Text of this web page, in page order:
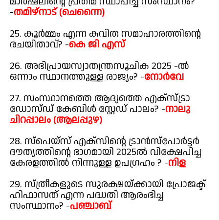
-തമിഴ്നാട് (ചെന്നൈ)
25. കൂർമ്മം എന്ന കവിത സമാഹാരത്തിന്റെ
രചയിതാവ്? -കെ ജി എസ്
26. അഭിപ്രായസ്വാതന്ത്രസൂചിക 2025 -ൽ
ഒന്നാം സ്ഥാനത്തുള്ള രാജ്യം? -നോർവേ
27. സംസ്ഥാനത്തെ ആദ്യത്തെ എക്സ്ട്രാ
ഡോസ്ഡ് കേബിൾ സ്റ്റേഡ് പാലം? -നാലു
ചിറപ്പാലം (ആലപ്പുഴ)
28. സ്പെയ്സ് എക്സിന്റെ ട്രാൻസ്പോർട്ടർ
ദൗത്യത്തിന്റെ ഭാഗമായി 2025ൽ വിക്ഷേപിച്ച
കേരളത്തിൽ നിന്നുള്ള ഉപഗ്രഹം ? -നിള
29. സ്ത്രീകളുടെ സുരക്ഷയ്ക്കായി പ്രോജക്ട്
ഹിഫാസത് എന്ന പദ്ധതി ആരംഭിച്ച
സംസ്ഥാനം? -പഞ്ചാബ്